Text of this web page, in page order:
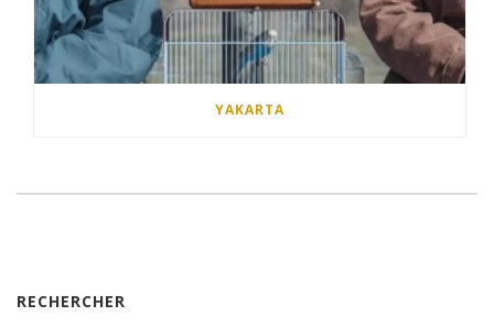
YAKARTA
RECHERCHER